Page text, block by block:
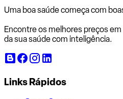
Uma boa saúde começa com
Encontre os melhores preços
da sua saúde com inteligência.
Links Rápidos